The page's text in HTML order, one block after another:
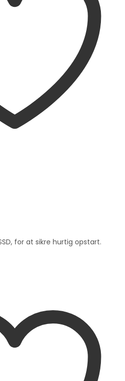
for at sikre hurtig opstart.